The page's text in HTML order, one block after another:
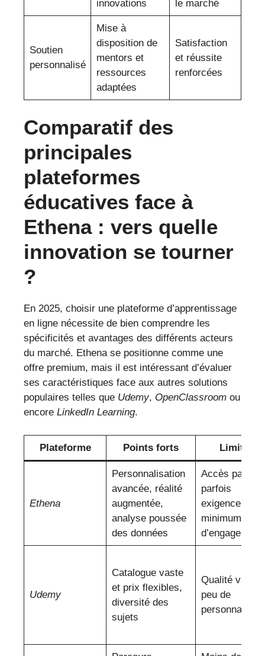
innovations le marché
Soutien
personnalisé
Mise à
disposition de
mentors et
ressources
adaptées
Satisfaction
et réussite
renforcées
Comparatif des
principales
plateformes
éducatives face à
Ethena : vers quelle
innovation se tourner
?
En 2025, choisir une plateforme d’apprentissage
en ligne nécessite de bien comprendre les
spécificités et avantages des différents acteurs
du marché. Ethena se positionne comme une
offre premium, mais il est intéressant d’évaluer
ses caractéristiques face aux autres solutions
populaires telles que Udemy, OpenClassroom ou
encore LinkedIn Learning.
Plateforme Points forts Limites
Ethena
Personnalisation
avancée, réalité
augmentée,
analyse poussée
des données
Accès payant
parfois
exigence d’un
minimum
d’engagement
Udemy
Catalogue vaste
et prix flexibles,
diversité des
sujets
Qualité
peu de